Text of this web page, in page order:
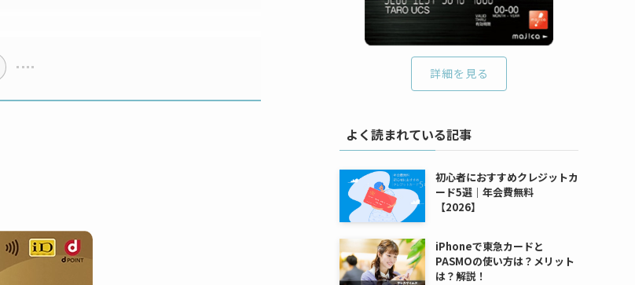
詳細を見る
よく読まれている記事
初心者におすすめクレジットカ
ード5選｜年会費無料
【2026】
iPhoneで東急カードと
PASMOの使い方は？メリット
は？解説！